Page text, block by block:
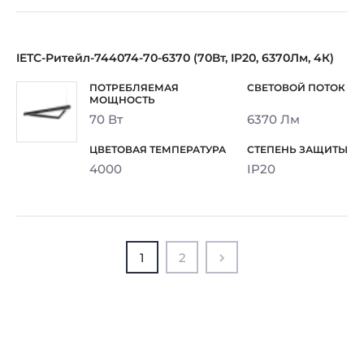
IETC-Ритейл-744074-70-6370 (70Вт, IP20, 6370Лм, 4К)
70 Вт 6370 Лм
4000 IP20
1 2